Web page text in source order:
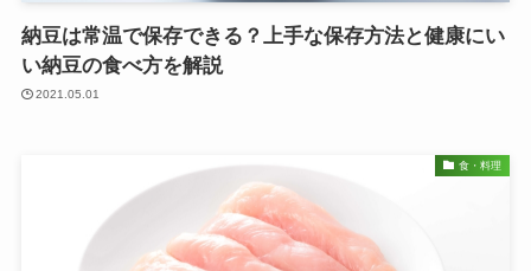
納豆は常温で保存できる？上手な保存方法と健康にい
い納豆の食べ方を解説
2021.05.01
食・料理